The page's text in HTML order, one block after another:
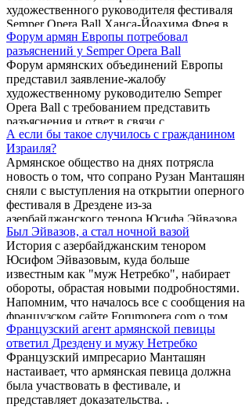
художественного руководителя фестиваля
Semper Opera Ball Ханса-Йоахима Фрея в
связи со скандалом вокруг участия
армянской оперной певицы Рузан
Манташян в Дрезденском оперном балу в
феврале 2020 года.
Форум армян Европы потребовал
разъяснений у Semper Opera Ball
Форум армянских объединений Европы
представил заявление-жалобу
художественному руководителю Semper
Opera Ball с требованием представить
разъяснения и ответ в связи с
шовинистическим шагом. Об этом
говорится в распространенном Форумом
армянских объединений Европы заявлении.
.
А если бы такое случилось с гражданином
Израиля?
Армянское общество на днях потрясла
новость о том, что сопрано Рузан Манташян
сняли с выступления на открытии оперного
фестиваля в Дрездене из-за
азербайджанского тенора Юсифа Эйвазова.
Корреспондент Sputnik Армения
побеседовал с оперной певицей, сопрано,
народной артисткой Армении Асмик Папян
и узнал, что она думает о по этому поводу.
Беседу вел Карен Аветисян. .
Был Эйвазов, а стал ночной вазой
История с азербайджанским тенором
Юсифом Эйвазовым, куда больше
известным как "муж Нетребко", набирает
обороты, обрастая новыми подробностями.
Напомним, что началось все с сообщения на
французском сайте Forumopera.com о том,
что певец отказался выступать с армянской
певицей Рузан Манташян по политическим
причинам, в частности, из-за ее армянского
происхождения. .
Французский агент армянской певицы
ответил Дрездену и мужу Нетребко
Французский импресарио Манташян
настаивает, что армянская певица должна
была участвовать в фестивале, и
представляет доказательства. .